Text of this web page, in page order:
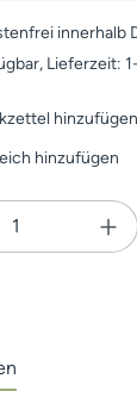
innerhalb
Lieferzeit:
hinzufügen
hinzufügen